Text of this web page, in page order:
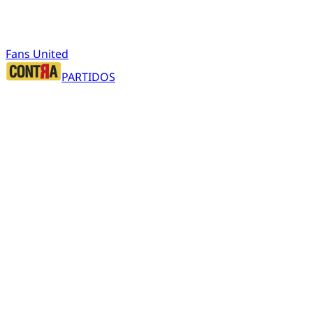
Fans United
PARTIDOS